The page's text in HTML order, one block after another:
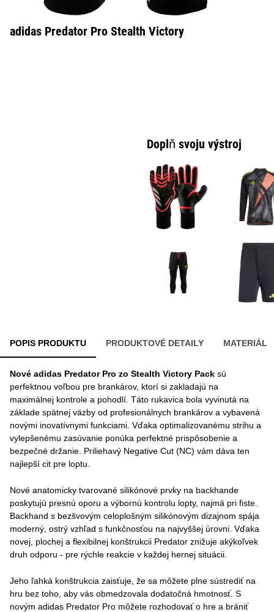
adidas Predator Pro Stealth Victory
Doplň svoju výstroj
POPIS PRODUKTU PRODUKTOVÉ DETAILY MATERIÁL
Nové adidas Predator Pro zo Stealth Victory Pack sú
perfektnou voľbou pre brankárov, ktorí si zakladajú na
maximálnej kontrole a pohodlí. Táto rukavica bola vyvinutá na
základe spätnej väzby od profesionálnych brankárov a vybavená
novými inovatívnymi funkciami. Vďaka optimalizovanému strihu a
vylepšenému zasúvanie ponúka perfektné prispôsobenie a
bezpečné držanie. Priliehavý Negative Cut (NC) vám dáva ten
najlepší cit pre loptu.
Nové anatomicky tvarované silikónové prvky na backhande
poskytujú presnú oporu a výbornú kontrolu lopty, najmä pri fiste.
Backhand s bezšvovým celoplošným silikónovým dizajnom spája
moderný, ostrý vzhľad s funkčnosťou na najvyššej úrovni. Vďaka
novej, plochej a flexibilnej konštrukcii Predator znižuje akýkoľvek
druh odporu - pre rýchle reakcie v každej hernej situácii.
Jeho ľahká konštrukcia zaisťuje, že sa môžete plne sústrediť na
hru bez toho, aby vás obmedzovala dodatočná hmotnosť. S
novým adidas Predator Pro môžete rozhodovať o hre a brániť